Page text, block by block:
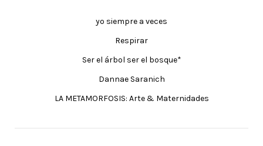
yo siempre a veces
Respirar
Ser el árbol ser el bosque*
Dannae Saranich
LA METAMORFOSIS: Arte & Maternidades